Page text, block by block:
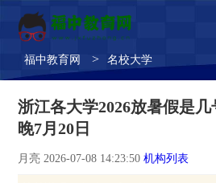
福中教育网 > 名校大学
浙江各大学2026放暑假是
晚7月20日
月亮 2026-07-08 14:23:50机构列表